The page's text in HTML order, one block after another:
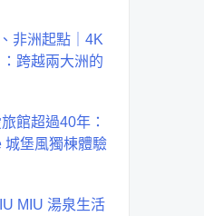
非洲起點｜4K
跨越兩大洲的
館超過40年：
城堡風獨棟體驗
MIU 湯泉生活